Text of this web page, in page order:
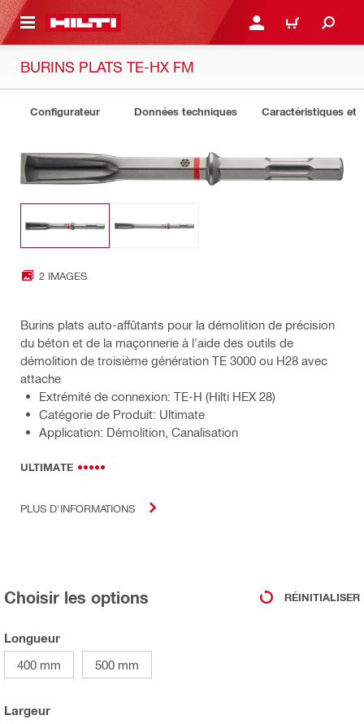
CONTENT CONNEXION OU
PANIER
BURINS PLATS TE-HX FM
Configurateur Données techniques Caractéristiques et
2 IMAGES
Burins plats auto-affûtants pour la démolition de précision
du béton et de la maçonnerie à l'aide des outils de
démolition de troisième génération TE 3000 ou H28 avec
attache
Extrémité de connexion: TE-H (Hilti HEX 28)
Catégorie de Produit: Ultimate
Application: Démolition, Canalisation
ULTIMATE
PLUS D'INFORMATIONS
Choisir les options RÉINITIALISER
Longueur
400 mm
500 mm
Largeur